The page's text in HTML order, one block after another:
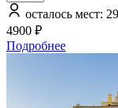
осталось мест: 29
4900 ₽
Подробнее